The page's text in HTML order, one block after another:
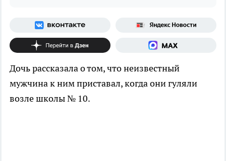
Дочь рассказала о том, что неизвестный
мужчина к ним приставал, когда они гуляли
возле школы № 10.